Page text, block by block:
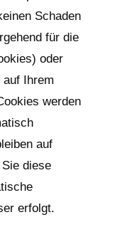
Schaden
für die
oder
Ihrem
werden
auf
diese
erfolgt.